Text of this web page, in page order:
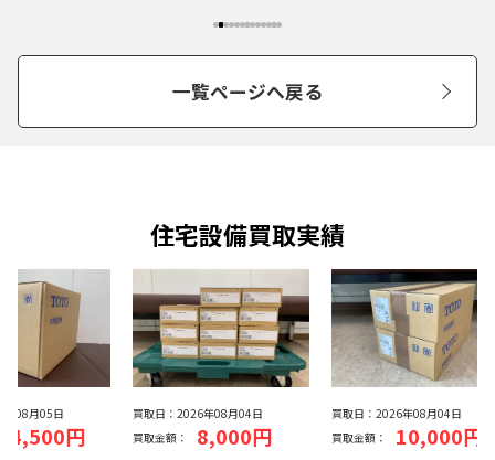
一覧ページへ戻る
住宅設備買取実績
年08月05日
円
買取日： 2026年08月04日
買取金額：
8,000円
買取日： 2026年08月04日
買取金額：
10,000円